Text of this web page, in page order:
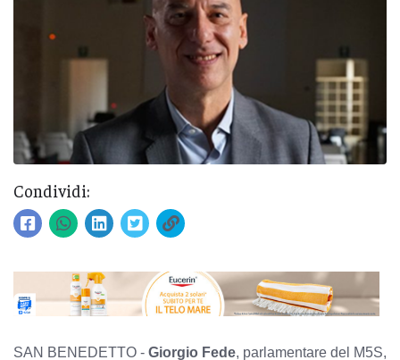
Condividi:
SAN BENEDETTO - Giorgio Fede, parlamentare del M5S,